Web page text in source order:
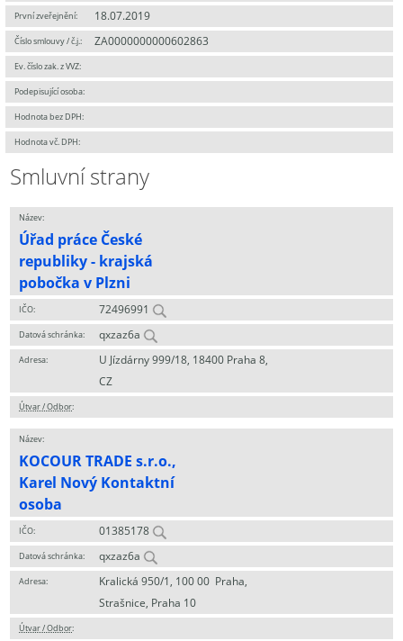
První zveřejnění: 18.07.2019
Číslo smlouvy / č.j.: ZA0000000000602863
Ev. číslo zak. z VVZ:
Podepisující osoba:
Hodnota bez DPH:
Hodnota vč. DPH:
Smluvní strany
Název:
Úřad práce České
republiky - krajská
pobočka v Plzni
IČO: 72496991
Datová schránka: qxzaz6a
Adresa:
U Jízdárny 999/18, 18400 Praha 8,
CZ
Útvar / Odbor:
Název:
KOCOUR TRADE s.r.o.,
Karel Nový Kontaktní
osoba
IČO: 01385178
Datová schránka: qxzaz6a
Adresa:
Kralická 950/1, 100 00 Praha,
Strašnice, Praha 10
Útvar / Odbor: